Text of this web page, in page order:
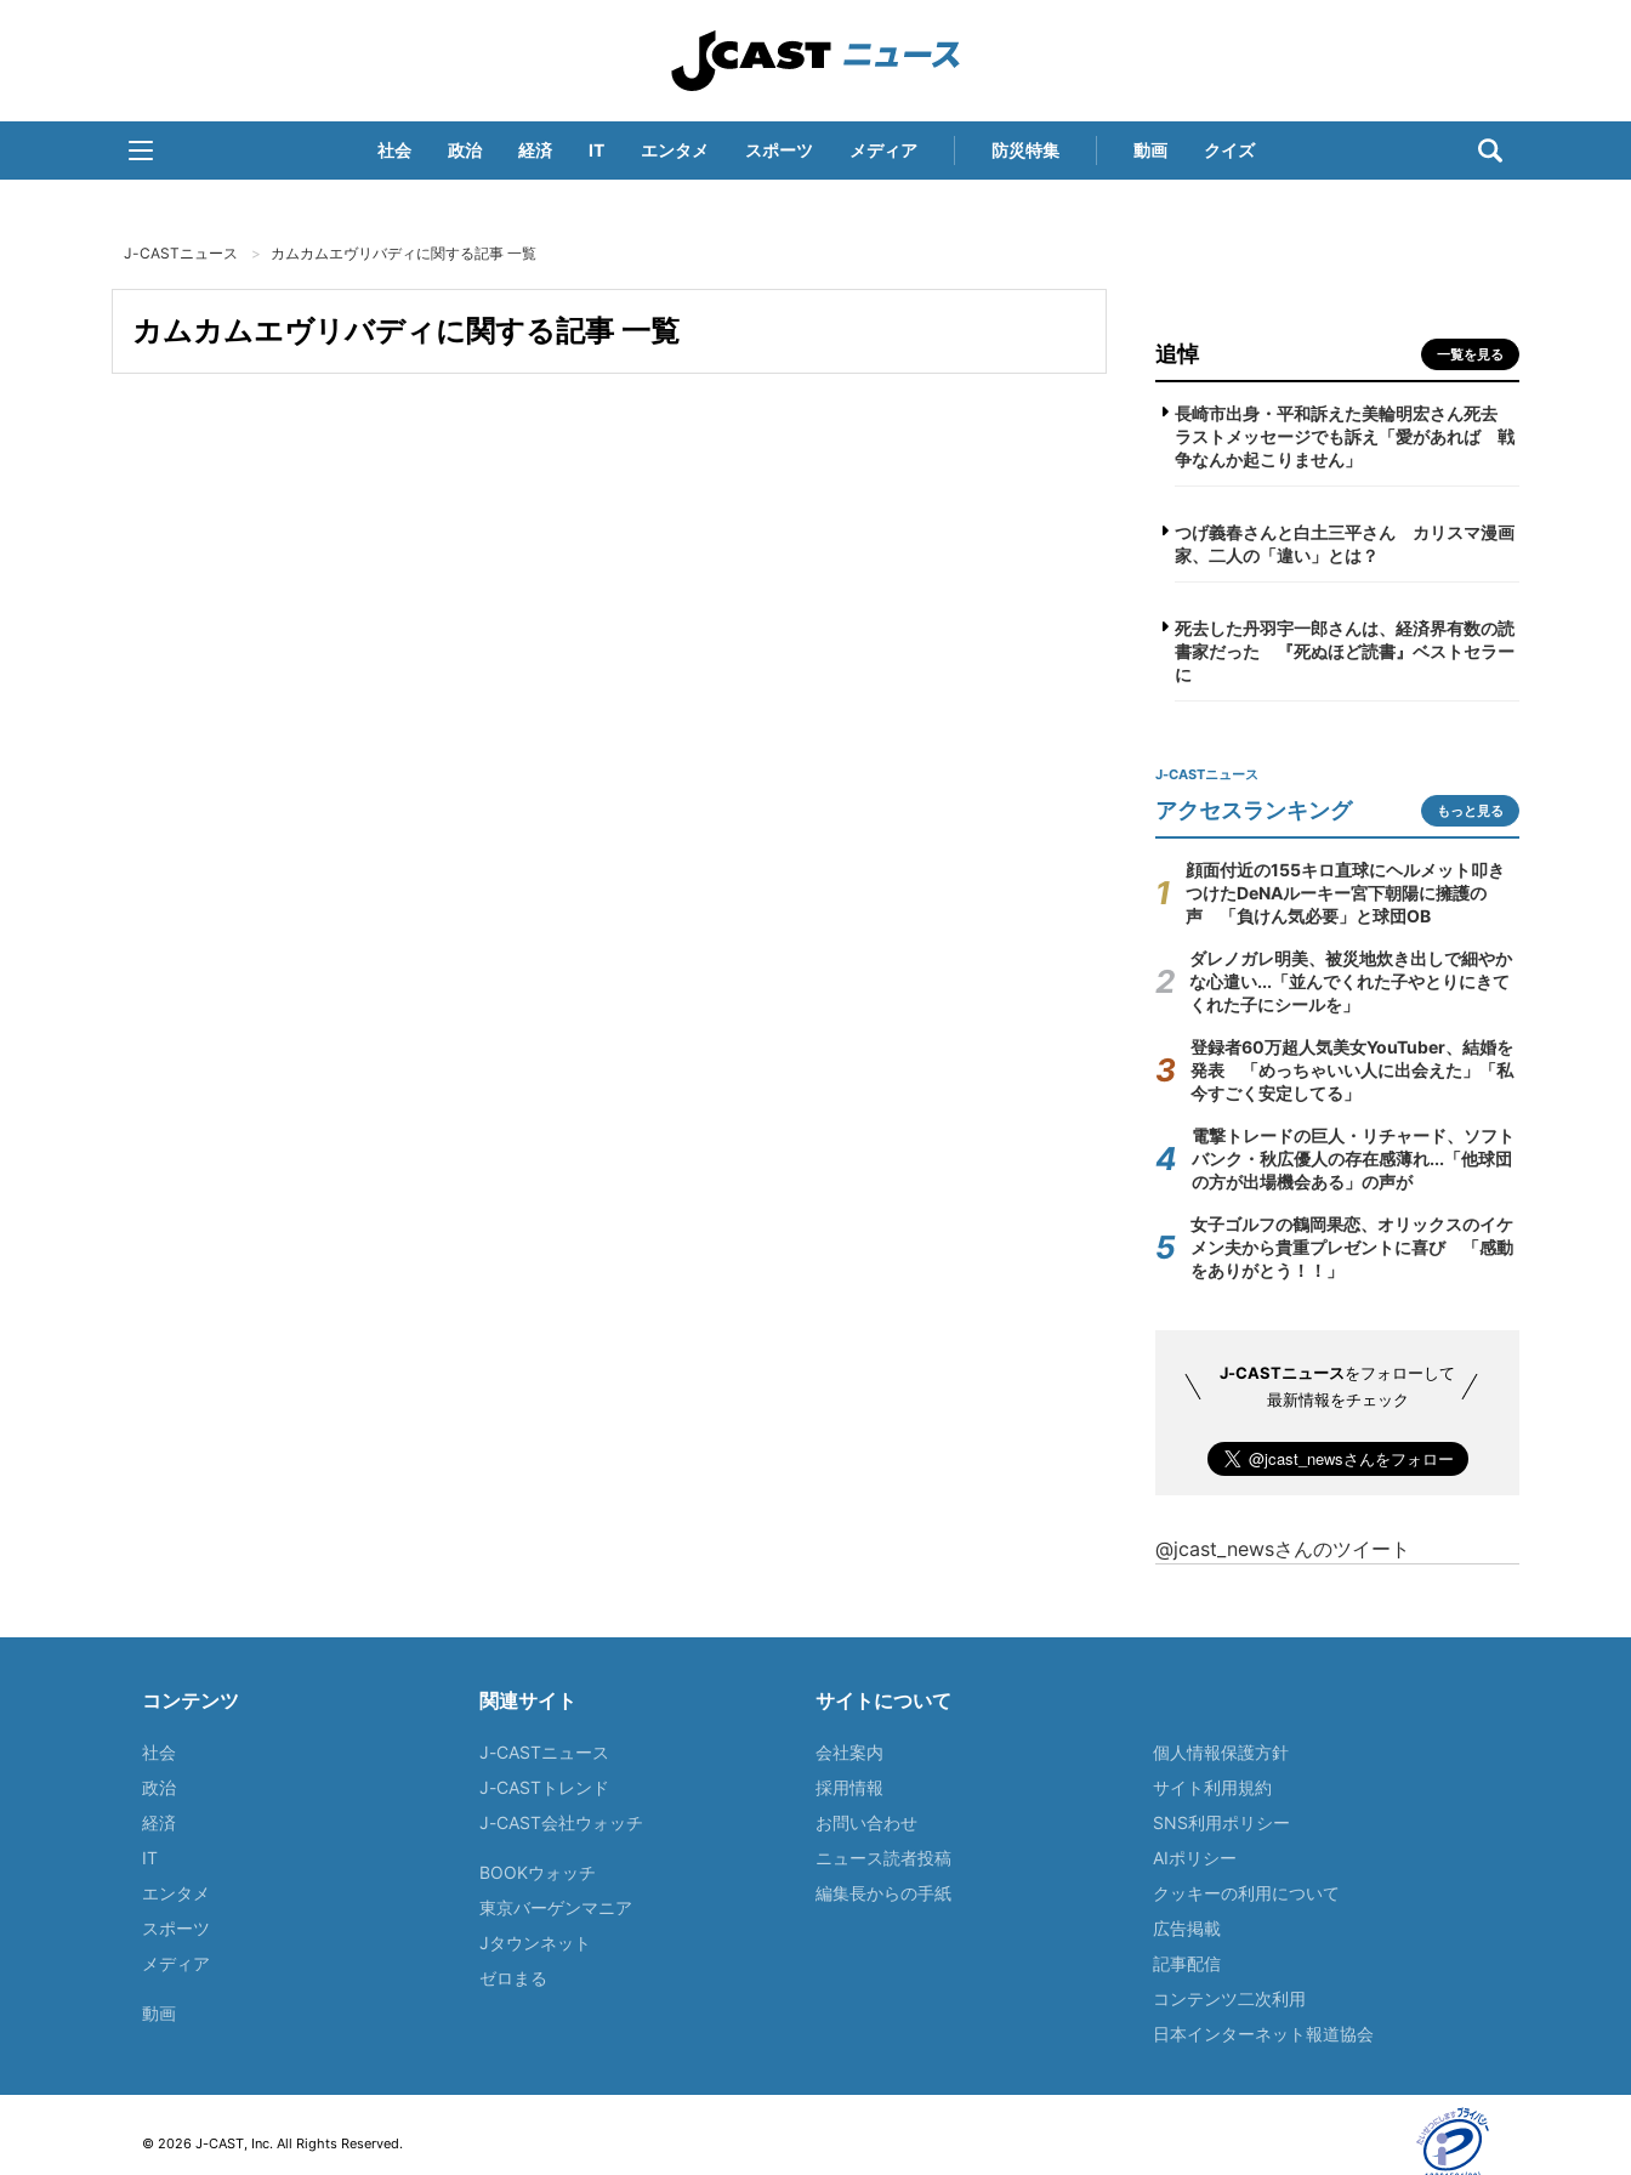
社会 政治 経済 IT エンタメ スポーツ メディア 防災特集 動画 クイズ
J-CASTニュース カムカムエヴリバディに関する記事 一覧
カムカムエヴリバディに関する記事 一覧
追悼 一覧を見る
長崎市出身・平和訴えた美輪明宏さん死去
ラストメッセージでも訴え「愛があれば 戦
争なんか起こりません」
つげ義春さんと白土三平さん カリスマ漫画
家、二人の「違い」とは？
死去した丹羽宇一郎さんは、経済界有数の読
書家だった 『死ぬほど読書』ベストセラー
に
J-CASTニュース
アクセスランキング もっと見る
顔面付近の155キロ直球にヘルメット叩き
つけたDeNAルーキー宮下朝陽に擁護の
声 「負けん気必要」と球団OB
ダレノガレ明美、被災地炊き出しで細やか
な心遣い...「並んでくれた子やとりにきて
くれた子にシールを」
登録者60万超人気美女YouTuber、結婚を
発表 「めっちゃいい人に出会えた」「私
今すごく安定してる」
電撃トレードの巨人・リチャード、ソフト
バンク・秋広優人の存在感薄れ...「他球団
の方が出場機会ある」の声が
女子ゴルフの鶴岡果恋、オリックスのイケ
メン夫から貴重プレゼントに喜び 「感動
をありがとう！！」
J-CASTニュースをフォローして
最新情報をチェック
@jcast_newsさんのツイート
コンテンツ
社会
政治
経済
IT
エンタメ
スポーツ
メディア
動画
関連サイト
J-CASTニュース
J-CASTトレンド
J-CAST会社ウォッチ
BOOKウォッチ
東京バーゲンマニア
Jタウンネット
ゼロまる
サイトについて
会社案内
採用情報
お問い合わせ
ニュース読者投稿
編集長からの手紙
個人情報保護方針
サイト利用規約
SNS利用ポリシー
AIポリシー
クッキーの利用について
広告掲載
記事配信
コンテンツ二次利用
日本インターネット報道協会
© 2026 J-CAST, Inc. All Rights Reserved.